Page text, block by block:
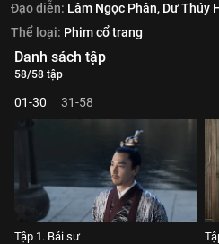
Đạo diễn: Lâm Ngọc Phân, Dư Thúy
Thể loại: Phim cổ trang
Danh sách tập
58/58 tập
01-30 31-58
Tập 1. Bái sư